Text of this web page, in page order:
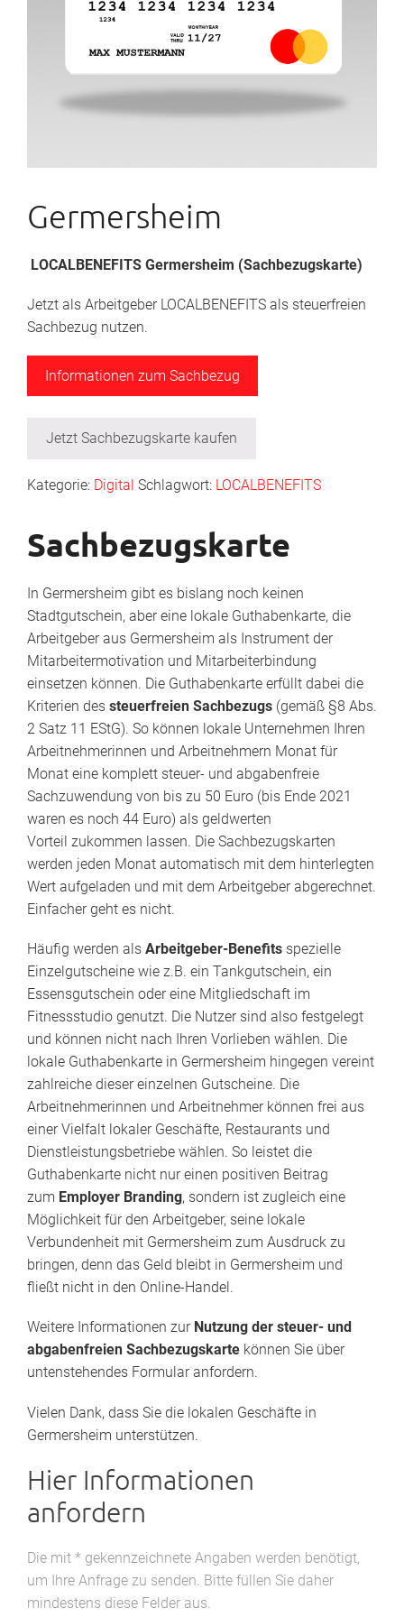
Germersheim
LOCALBENEFITS Germersheim (Sachbezugskarte)
Jetzt als Arbeitgeber LOCALBENEFITS als steuerfreien
Sachbezug nutzen.
Informationen zum Sachbezug
Jetzt Sachbezugskarte kaufen
Kategorie: Digital Schlagwort: LOCALBENEFITS
Sachbezugskarte
In Germersheim gibt es bislang noch keinen
Stadtgutschein, aber eine lokale Guthabenkarte, die
Arbeitgeber aus Germersheim als Instrument der
Mitarbeitermotivation und Mitarbeiterbindung
einsetzen können. Die Guthabenkarte erfüllt dabei die
Kriterien des steuerfreien Sachbezugs (gemäß §8 Abs.
2 Satz 11 EStG). So können lokale Unternehmen Ihren
Arbeitnehmerinnen und Arbeitnehmern Monat für
Monat eine komplett steuer- und abgabenfreie
Sachzuwendung von bis zu 50 Euro (bis Ende 2021
waren es noch 44 Euro) als geldwerten
Vorteil zukommen lassen. Die Sachbezugskarten
werden jeden Monat automatisch mit dem hinterlegten
Wert aufgeladen und mit dem Arbeitgeber abgerechnet.
Einfacher geht es nicht.
Häufig werden als Arbeitgeber-Benefits spezielle
Einzelgutscheine wie z.B. ein Tankgutschein, ein
Essensgutschein oder eine Mitgliedschaft im
Fitnessstudio genutzt. Die Nutzer sind also festgelegt
und können nicht nach Ihren Vorlieben wählen. Die
lokale Guthabenkarte in Germersheim hingegen vereint
zahlreiche dieser einzelnen Gutscheine. Die
Arbeitnehmerinnen und Arbeitnehmer können frei aus
einer Vielfalt lokaler Geschäfte, Restaurants und
Dienstleistungsbetriebe wählen. So leistet die
Guthabenkarte nicht nur einen positiven Beitrag
zum Employer Branding, sondern ist zugleich eine
Möglichkeit für den Arbeitgeber, seine lokale
Verbundenheit mit Germersheim zum Ausdruck zu
bringen, denn das Geld bleibt in Germersheim und
fließt nicht in den Online-Handel.
Weitere Informationen zur Nutzung der steuer- und
abgabenfreien Sachbezugskarte können Sie über
untenstehendes Formular anfordern.
Vielen Dank, dass Sie die lokalen Geschäfte in
Germersheim unterstützen.
Hier Informationen
anfordern
Die mit * gekennzeichnete Angaben werden benötigt,
um Ihre Anfrage zu senden. Bitte füllen Sie daher
mindestens diese Felder aus.